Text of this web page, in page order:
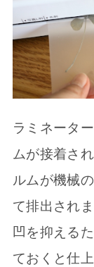
ラミネータ
ムが接着さ
ルムが機械
て排出され
凹を抑える
ておくと仕